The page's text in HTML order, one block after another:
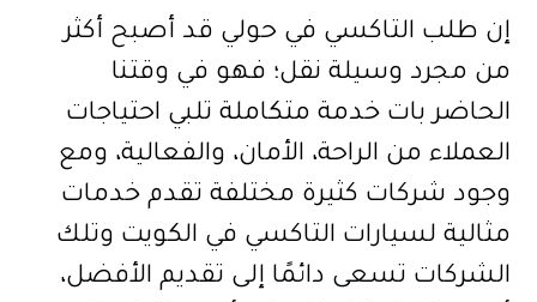
إن طلب التاكسي في حولي قد أصبح أكثر
من مجرد وسيلة نقل؛ فهو في وقتنا
الحاضر بات خدمة متكاملة تلبي احتياجات
العملاء من الراحة، الأمان، والفعالية، ومع
وجود شركات كثيرة مختلفة تقدم خدمات
مثالية لسيارات التاكسي في الكويت وتلك
الشركات تسعى دائمًا إلى تقديم الأفضل،